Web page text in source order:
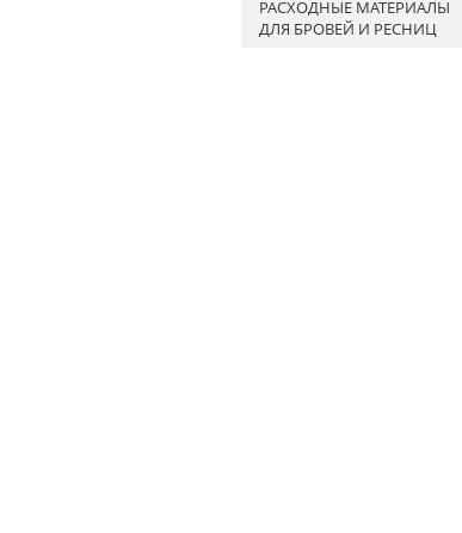
Воскоплавы
РАСХОДНЫЕ МАТЕРИАЛЫ
ДЛЯ БРОВЕЙ И РЕСНИЦ